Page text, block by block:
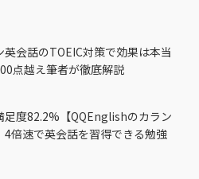
英会話のTOEIC対策で効果は本当
点越え筆者が徹底解説
足度82.2%【QQEnglishのカラン
4倍速で英会話を習得できる勉強